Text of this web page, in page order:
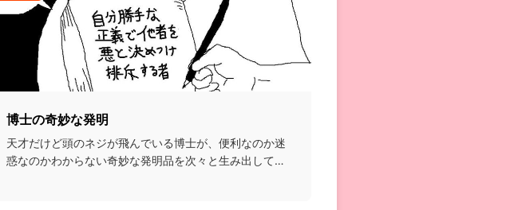
博士の奇妙な発明
天才だけど頭のネジが飛んでいる博士が、便利なのか迷
惑なのかわからない奇妙な発明品を次々と生み出して周